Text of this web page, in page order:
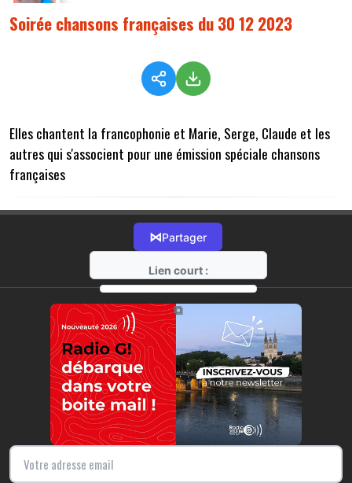
Soirée chansons françaises du 30 12 2023
Elles chantent la francophonie et Marie, Serge, Claude et les
autres qui s'associent pour une émission spéciale chansons
françaises
⋈Partager
Lien court :
https://radio-g.fr?13597
⧉